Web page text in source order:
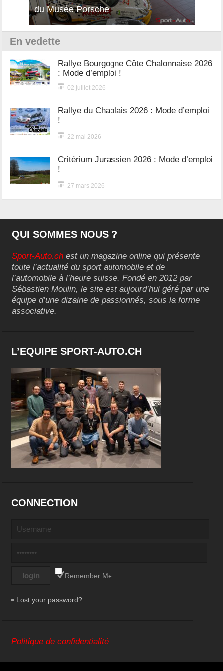
du Musée Porsche
12Cilindri Manuale
En vedette
Rallye Bourgogne Côte Chalonnaise 2026
: Mode d’emploi !
02 juillet 2026
Rallye du Chablais 2026 : Mode d’emploi
!
22 mai 2026
Critérium Jurassien 2026 : Mode d’emploi
!
27 mars 2026
QUI SOMMES NOUS ?
Sport-Auto.ch est un magazine online qui présente
toute l’actualité du sport automobile et de
l’automobile à l’heure suisse. Fondé en 2012 par
Sébastien Moulin, le site est aujourd’hui géré par une
équipe d’une dizaine de passionnés, sous la forme
associative.
L’EQUIPE SPORT-AUTO.CH
CONNECTION
Remember Me
Lost your password?
Politique de confidentialité